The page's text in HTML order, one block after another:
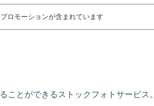
ロモーションが含まれています
ことができるストックフォトサービス。